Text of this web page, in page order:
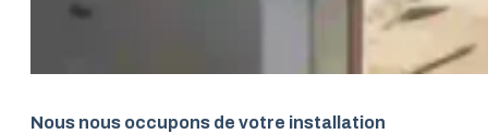
Nous nous occupons de votre installation